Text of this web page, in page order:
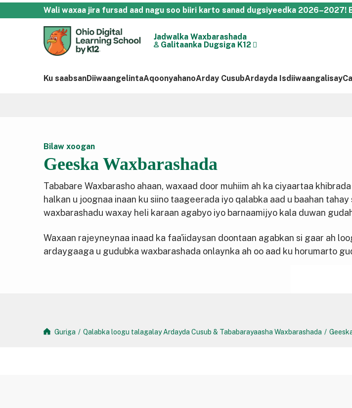
Wali waxaa jira fursad aad nagu soo biiri karto sanad dugsiyeedka 2026–2027!
Jadwalka Waxbarashada
Galitaanka Dugsiga K12
Ku saabsanDiiwaangelintaAqoonyahanoArday CusubArdayda Isdiiwaangalisay
Bilaw xoogan
Geeska Waxbarashada
Tababare Waxbarasho ahaan, waxaad door muhiim ah ka ciyaartaa
halkan u joognaa inaan ku siino taageerada iyo qalabka aad u baahan
waxbarashadu waxay heli karaan agabyo iyo barnaamijyo kala duwan
Waxaan rajeyneynaa inaad ka faa'iidaysan doontaan agabkan si gaar ah
ardaygaaga u gudubka waxbarashada onlaynka ah oo aad ku horumarto
Guriga / Qalabka loogu talagalay Ardayda Cusub & Tababarayaasha Waxbarashada /